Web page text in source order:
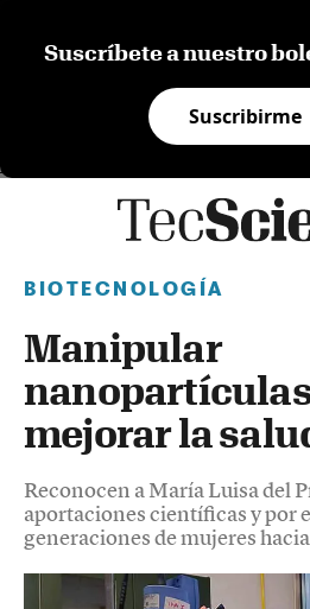
Suscríbete a nuestro
Suscribirme
BIOTECNOLOGÍA
Manipular
mejorar la
Reconocen a María Luisa del
aportaciones científicas y por
generaciones de mujeres